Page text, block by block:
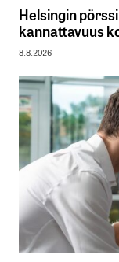
Helsingin
kannattavuus
8.8.2026